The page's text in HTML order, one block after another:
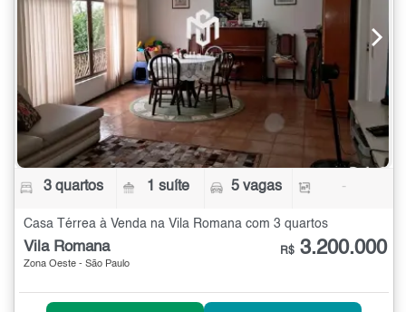
3 quartos 1 suíte 5 vagas -
Casa Térrea à Venda na Vila Romana com 3 quartos
Vila Romana
Zona Oeste - São Paulo
R$ 3.200.000